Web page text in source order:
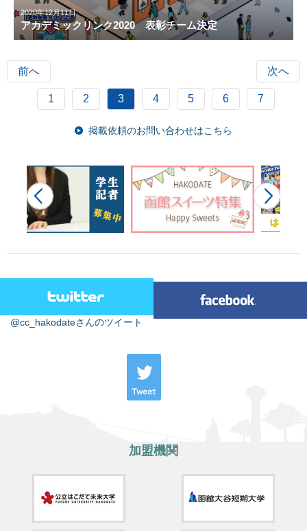
2020年12月11日
アカデミックリンク2020 表彰チーム決定
前へ
1 2 3 4 5 6 7
次へ
掲載依頼のお問い合わせはこちら
@cc_hakodateさんのツイート
加盟機関